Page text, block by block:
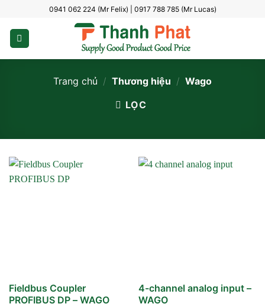
dung
0941 062 224 (Mr Felix) | 0917 788 785 (Mr Lucas)
Trang chủ / Thương hiệu / Wago
LỌC
Fieldbus Coupler
PROFIBUS DP – WAGO
4-channel analog input –
WAGO